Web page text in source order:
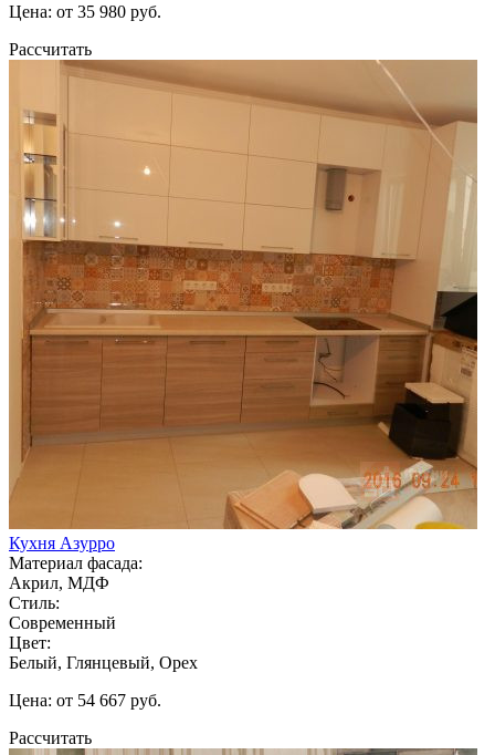
Цена: от 35 980 руб.
Рассчитать
Кухня Азурро
Материал фасада:
Акрил, МДФ
Стиль:
Современный
Цвет:
Белый, Глянцевый, Орех
Цена: от 54 667 руб.
Рассчитать